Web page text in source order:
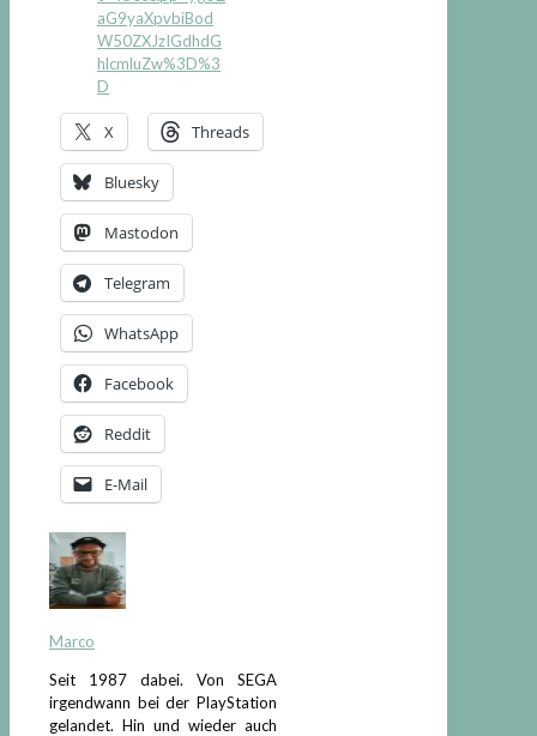
aG9yaXpvbiBod
W50ZXJzIGdhdG
hlcmluZw%3D%3
D
X Threads
Bluesky
Mastodon
Telegram
WhatsApp
Facebook
Reddit
E-Mail
Marco
Seit 1987 dabei. Von SEGA
irgendwann bei der PlayStation
gelandet. Hin und wieder auch